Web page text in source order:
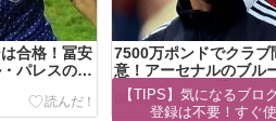
合格！冨安
パレスのメ
クリア！
7500万ポンドでクラブ
意！アーセナルのブル
マランイスは6番か、8
9時間前
【TIPS】気になるブロ
登録は不要！すぐ使